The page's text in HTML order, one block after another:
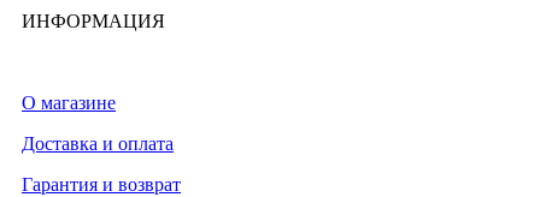
ИНФОРМАЦИЯ
О магазине
Доставка и оплата
Гарантия и возврат